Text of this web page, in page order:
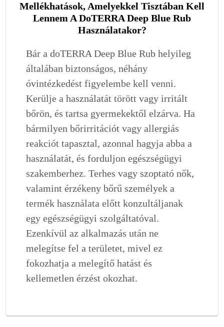
Mellékhatások, Amelyekkel Tisztában Kell
Lennem A DoTERRA Deep Blue Rub
Használatakor?
Bár a doTERRA Deep Blue Rub helyileg
általában biztonságos, néhány
óvintézkedést figyelembe kell venni.
Kerülje a használatát törött vagy irritált
bőrön, és tartsa gyermekektől elzárva. Ha
bármilyen bőrirritációt vagy allergiás
reakciót tapasztal, azonnal hagyja abba a
használatát, és forduljon egészségügyi
szakemberhez. Terhes vagy szoptató nők,
valamint érzékeny bőrű személyek a
termék használata előtt konzultáljanak
egy egészségügyi szolgáltatóval.
Ezenkívül az alkalmazás után ne
melegítse fel a területet, mivel ez
fokozhatja a melegítő hatást és
kellemetlen érzést okozhat.